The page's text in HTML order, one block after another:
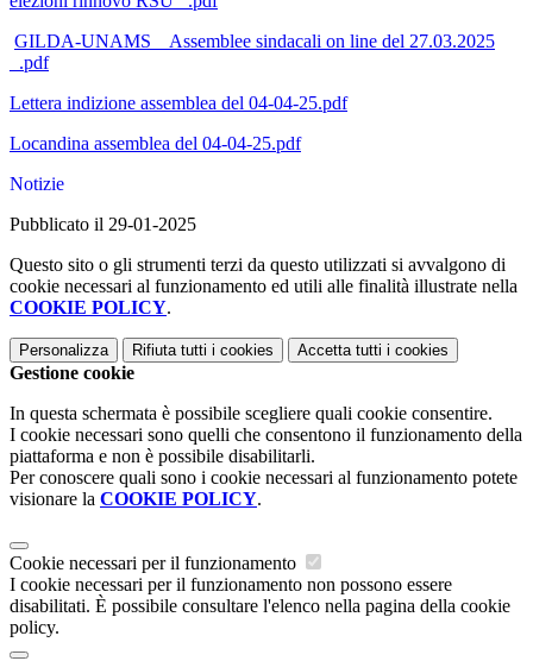
GILDA-UNAMS _ Assemblee sindacali on line del 27.03.2025
_.pdf
Lettera indizione assemblea del 04-04-25.pdf
Locandina assemblea del 04-04-25.pdf
Notizie
Pubblicato il 29-01-2025
Questo sito o gli strumenti terzi da questo utilizzati si avvalgono di
cookie necessari al funzionamento ed utili alle finalità illustrate nella
COOKIE POLICY.
Personalizza Rifiuta tutti i cookies Accetta tutti i cookies
Gestione cookie
In questa schermata è possibile scegliere quali cookie consentire.
I cookie necessari sono quelli che consentono il funzionamento della
piattaforma e non è possibile disabilitarli.
Per conoscere quali sono i cookie necessari al funzionamento potete
visionare la COOKIE POLICY.
Cookie necessari per il funzionamento
I cookie necessari per il funzionamento non possono essere
disabilitati. È possibile consultare l'elenco nella pagina della cookie
policy.